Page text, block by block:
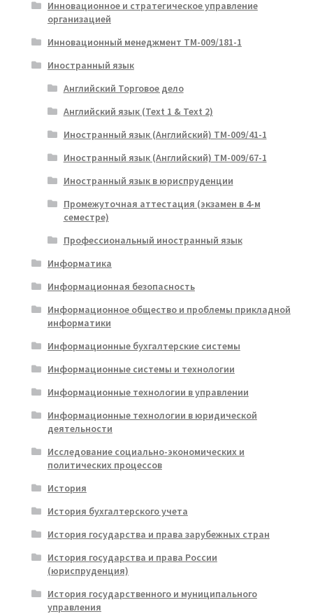
Инновационное и стратегическое управление
организацией
Инновационный менеджмент ТМ-009/181-1
Иностранный язык
Английский Торговое дело
Английский язык (Text 1 & Text 2)
Иностранный язык (Английский) ТМ-009/41-1
Иностранный язык (Английский) ТМ-009/67-1
Иностранный язык в юриспруденции
Промежуточная аттестация (экзамен в 4-м
семестре)
Профессиональный иностранный язык
Информатика
Информационная безопасность
Информационное общество и проблемы прикладной
информатики
Информационные бухгалтерские системы
Информационные системы и технологии
Информационные технологии в управлении
Информационные технологии в юридической
деятельности
Исследование социально-экономических и
политических процессов
История
История бухгалтерского учета
История государства и права зарубежных стран
История государства и права России
(юриспруденция)
История государственного и муниципального
управления